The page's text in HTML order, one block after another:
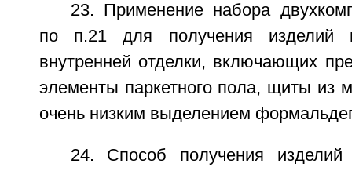
23. Применение набора
по п.21 для получения изделий
внутренней отделки, включающих
элементы паркетного пола, щиты из
очень низким выделением
24. Способ получения